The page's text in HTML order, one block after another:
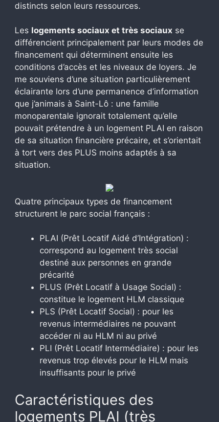
distincts selon leurs ressources.
Les logements sociaux et très sociaux se
différencient principalement par leurs modes de
financement qui déterminent ensuite les
conditions d’accès et les niveaux de loyers. Je
me souviens d’une situation particulièrement
éclairante lors d’une permanence d’information
que j’animais à Saint-Lô : une famille
monoparentale ignorait totalement qu’elle
pouvait prétendre à un logement PLAI en raison
de sa situation financière précaire, et s’orientait
à tort vers des PLUS moins adaptés à sa
situation.
Quatre principaux types de financement
structurent le parc social français :
PLAI (Prêt Locatif Aidé d’Intégration) :
correspond au logement très social
destiné aux personnes en grande
précarité
PLUS (Prêt Locatif à Usage Social) :
constitue le logement HLM classique
PLS (Prêt Locatif Social) : pour les
revenus intermédiaires ne pouvant
accéder ni au HLM ni au privé
PLI (Prêt Locatif Intermédiaire) : pour les
revenus trop élevés pour le HLM mais
insuffisants pour le privé
Caractéristiques des
logements PLAI (très